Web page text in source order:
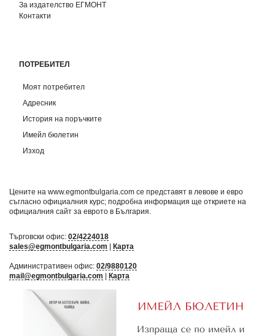
За издателство ЕГМОНТ
Контакти
ПОТРЕБИТЕЛ
Моят потребител
Адресник
История на поръчките
Имейл бюлетин
Изход
Цените на www.egmontbulgaria.com се представят в левове и евро
съгласно официалния курс; подробна информация ще откриете на
официалния сайт за еврото в България
Търговски офис: 02/4224018
sales@egmontbulgaria.com
Карта
Административен офис: 02/9880120
mail@egmontbulgaria.com
Карта